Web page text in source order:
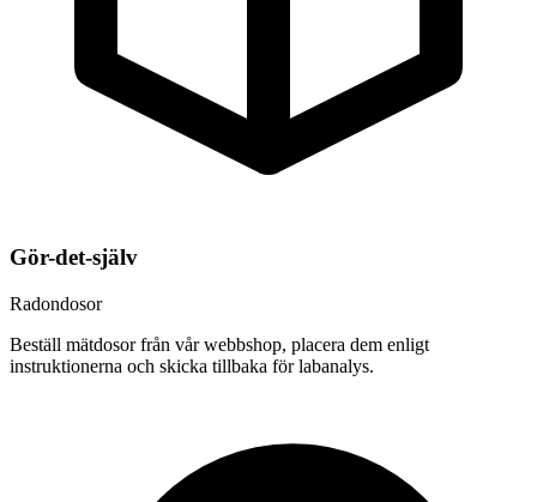
Gör-det-själv
Radondosor
Beställ mätdosor från vår webbshop, placera dem enligt
instruktionerna och skicka tillbaka för labanalys.